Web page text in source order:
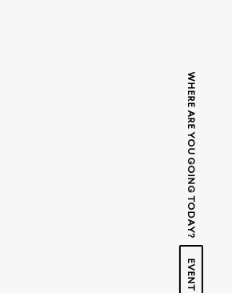
WHERE ARE YOU GOING TODAY?
EVENT